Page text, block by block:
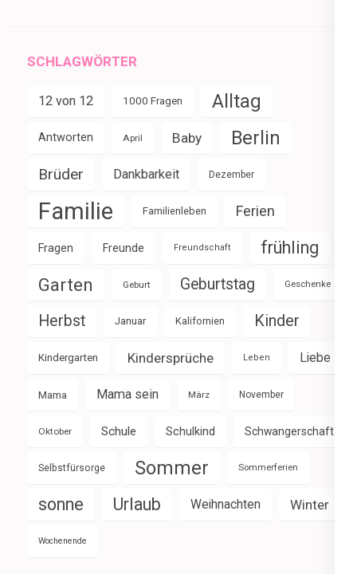
SCHLAGWÖRTER
12 von 12 1000 Fragen Alltag
Antworten April Baby Berlin
Brüder Dankbarkeit Dezember
Familie Familienleben Ferien
Fragen Freunde Freundschaft frühling
Garten Geburt Geburtstag Geschenke
Herbst Januar Kalifornien Kinder
Kindergarten Kindersprüche Leben Liebe
Mama Mama sein März November
Oktober Schule Schulkind Schwangerschaft
Selbstfürsorge Sommer Sommerferien
sonne Urlaub Weihnachten Winter
Wochenende